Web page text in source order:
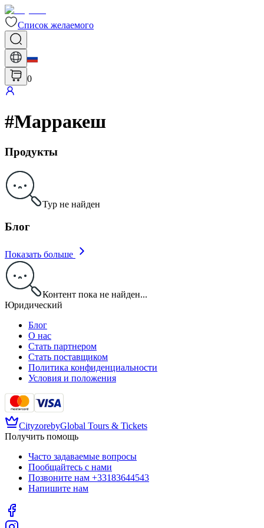
Список желаемого
0
#Марракеш
Продукты
Тур не найден
Блог
Показать больше
Контент пока не найден...
Юридический
Блог
О нас
Стать партнером
Стать поставщиком
Политика конфиденциальности
Условия и положения
CityzorebyGlobal Tours & Tickets
Получить помощь
Часто задаваемые вопросы
Пообщайтесь с нами
Позвоните нам +33183644543
Напишите нам